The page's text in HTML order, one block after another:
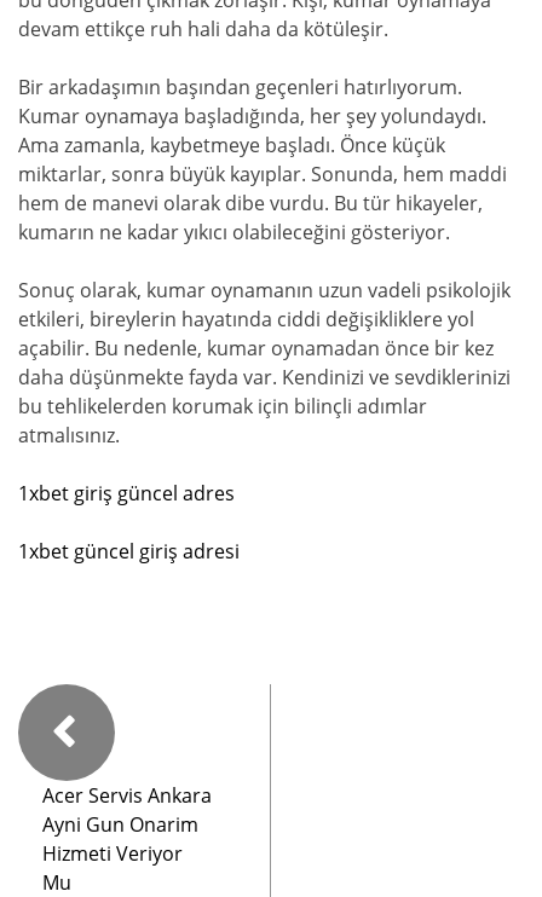
devam ettikçe ruh hali daha da kötüleşir.
Bir arkadaşımın başından geçenleri hatırlıyorum.
Kumar oynamaya başladığında, her şey yolundaydı.
Ama zamanla, kaybetmeye başladı. Önce küçük
miktarlar, sonra büyük kayıplar. Sonunda, hem maddi
hem de manevi olarak dibe vurdu. Bu tür hikayeler,
kumarın ne kadar yıkıcı olabileceğini gösteriyor.
Sonuç olarak, kumar oynamanın uzun vadeli psikolojik
etkileri, bireylerin hayatında ciddi değişikliklere yol
açabilir. Bu nedenle, kumar oynamadan önce bir kez
daha düşünmekte fayda var. Kendinizi ve sevdiklerinizi
bu tehlikelerden korumak için bilinçli adımlar
atmalısınız.
1xbet giriş güncel adres
1xbet güncel giriş adresi
Acer Servis Ankara
Ayni Gun Onarim
Hizmeti Veriyor
Mu